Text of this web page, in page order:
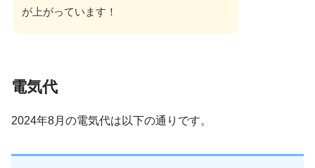
が上がっています！
電気代
2024年8月の電気代は以下の通りです。